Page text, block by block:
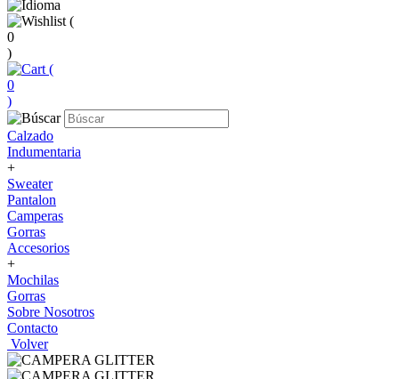
(
0
)
(
0
)
Calzado
Indumentaria
+
Sweater
Pantalon
Camperas
Gorras
Accesorios
+
Mochilas
Gorras
Sobre Nosotros
Contacto
Volver